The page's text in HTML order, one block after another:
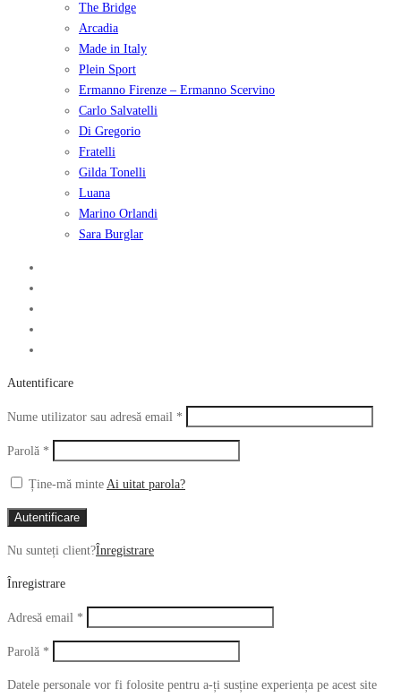
The Bridge
Arcadia
Made in Italy
Plein Sport
Ermanno Firenze – Ermanno Scervino
Carlo Salvatelli
Di Gregorio
Fratelli
Gilda Tonelli
Luana
Marino Orlandi
Sara Burglar
Autentificare
Nume utilizator sau adresă email *
Parolă *
Ține-mă minte Ai uitat parola?
Autentificare
Nu sunteți client?Înregistrare
Înregistrare
Adresă email *
Parolă *
Datele personale vor fi folosite pentru a-ți susține experiența pe acest site